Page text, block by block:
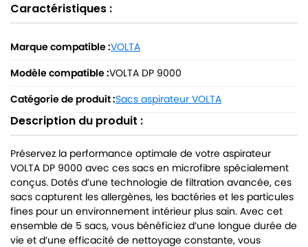
Caractéristiques :
Marque compatible :VOLTA
Modèle compatible :VOLTA DP 9000
Catégorie de produit :Sacs aspirateur VOLTA
Description du produit :
Préservez la performance optimale de votre aspirateur
VOLTA DP 9000 avec ces sacs en microfibre spécialement
conçus. Dotés d’une technologie de filtration avancée, ces
sacs capturent les allergènes, les bactéries et les particules
fines pour un environnement intérieur plus sain. Avec cet
ensemble de 5 sacs, vous bénéficiez d’une longue durée de
vie et d’une efficacité de nettoyage constante, vous